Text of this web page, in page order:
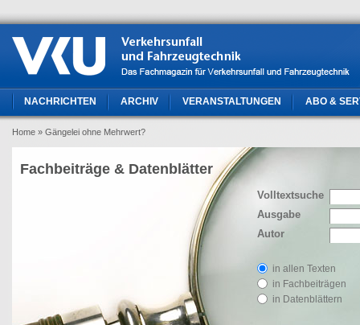
NACHRICHTEN ARCHIV VERANSTALTUNGEN ABO &
Home » Gängelei ohne Mehrwert?
Volltextsuche
Ausgabe
Autor
in allen Texten
in Fachbeiträgen
in Datenblättern
Fachbeiträge & Datenblätter